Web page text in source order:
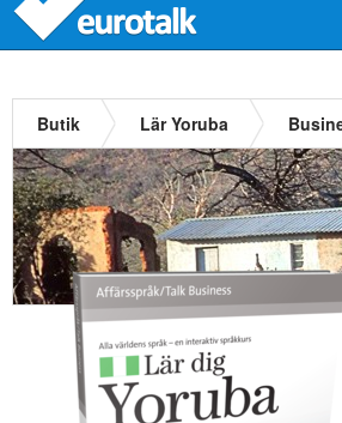
Butik Lär Yoruba